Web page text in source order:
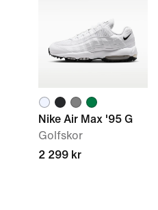
Nike Air Max '95 G
Golfskor
2 299 kr